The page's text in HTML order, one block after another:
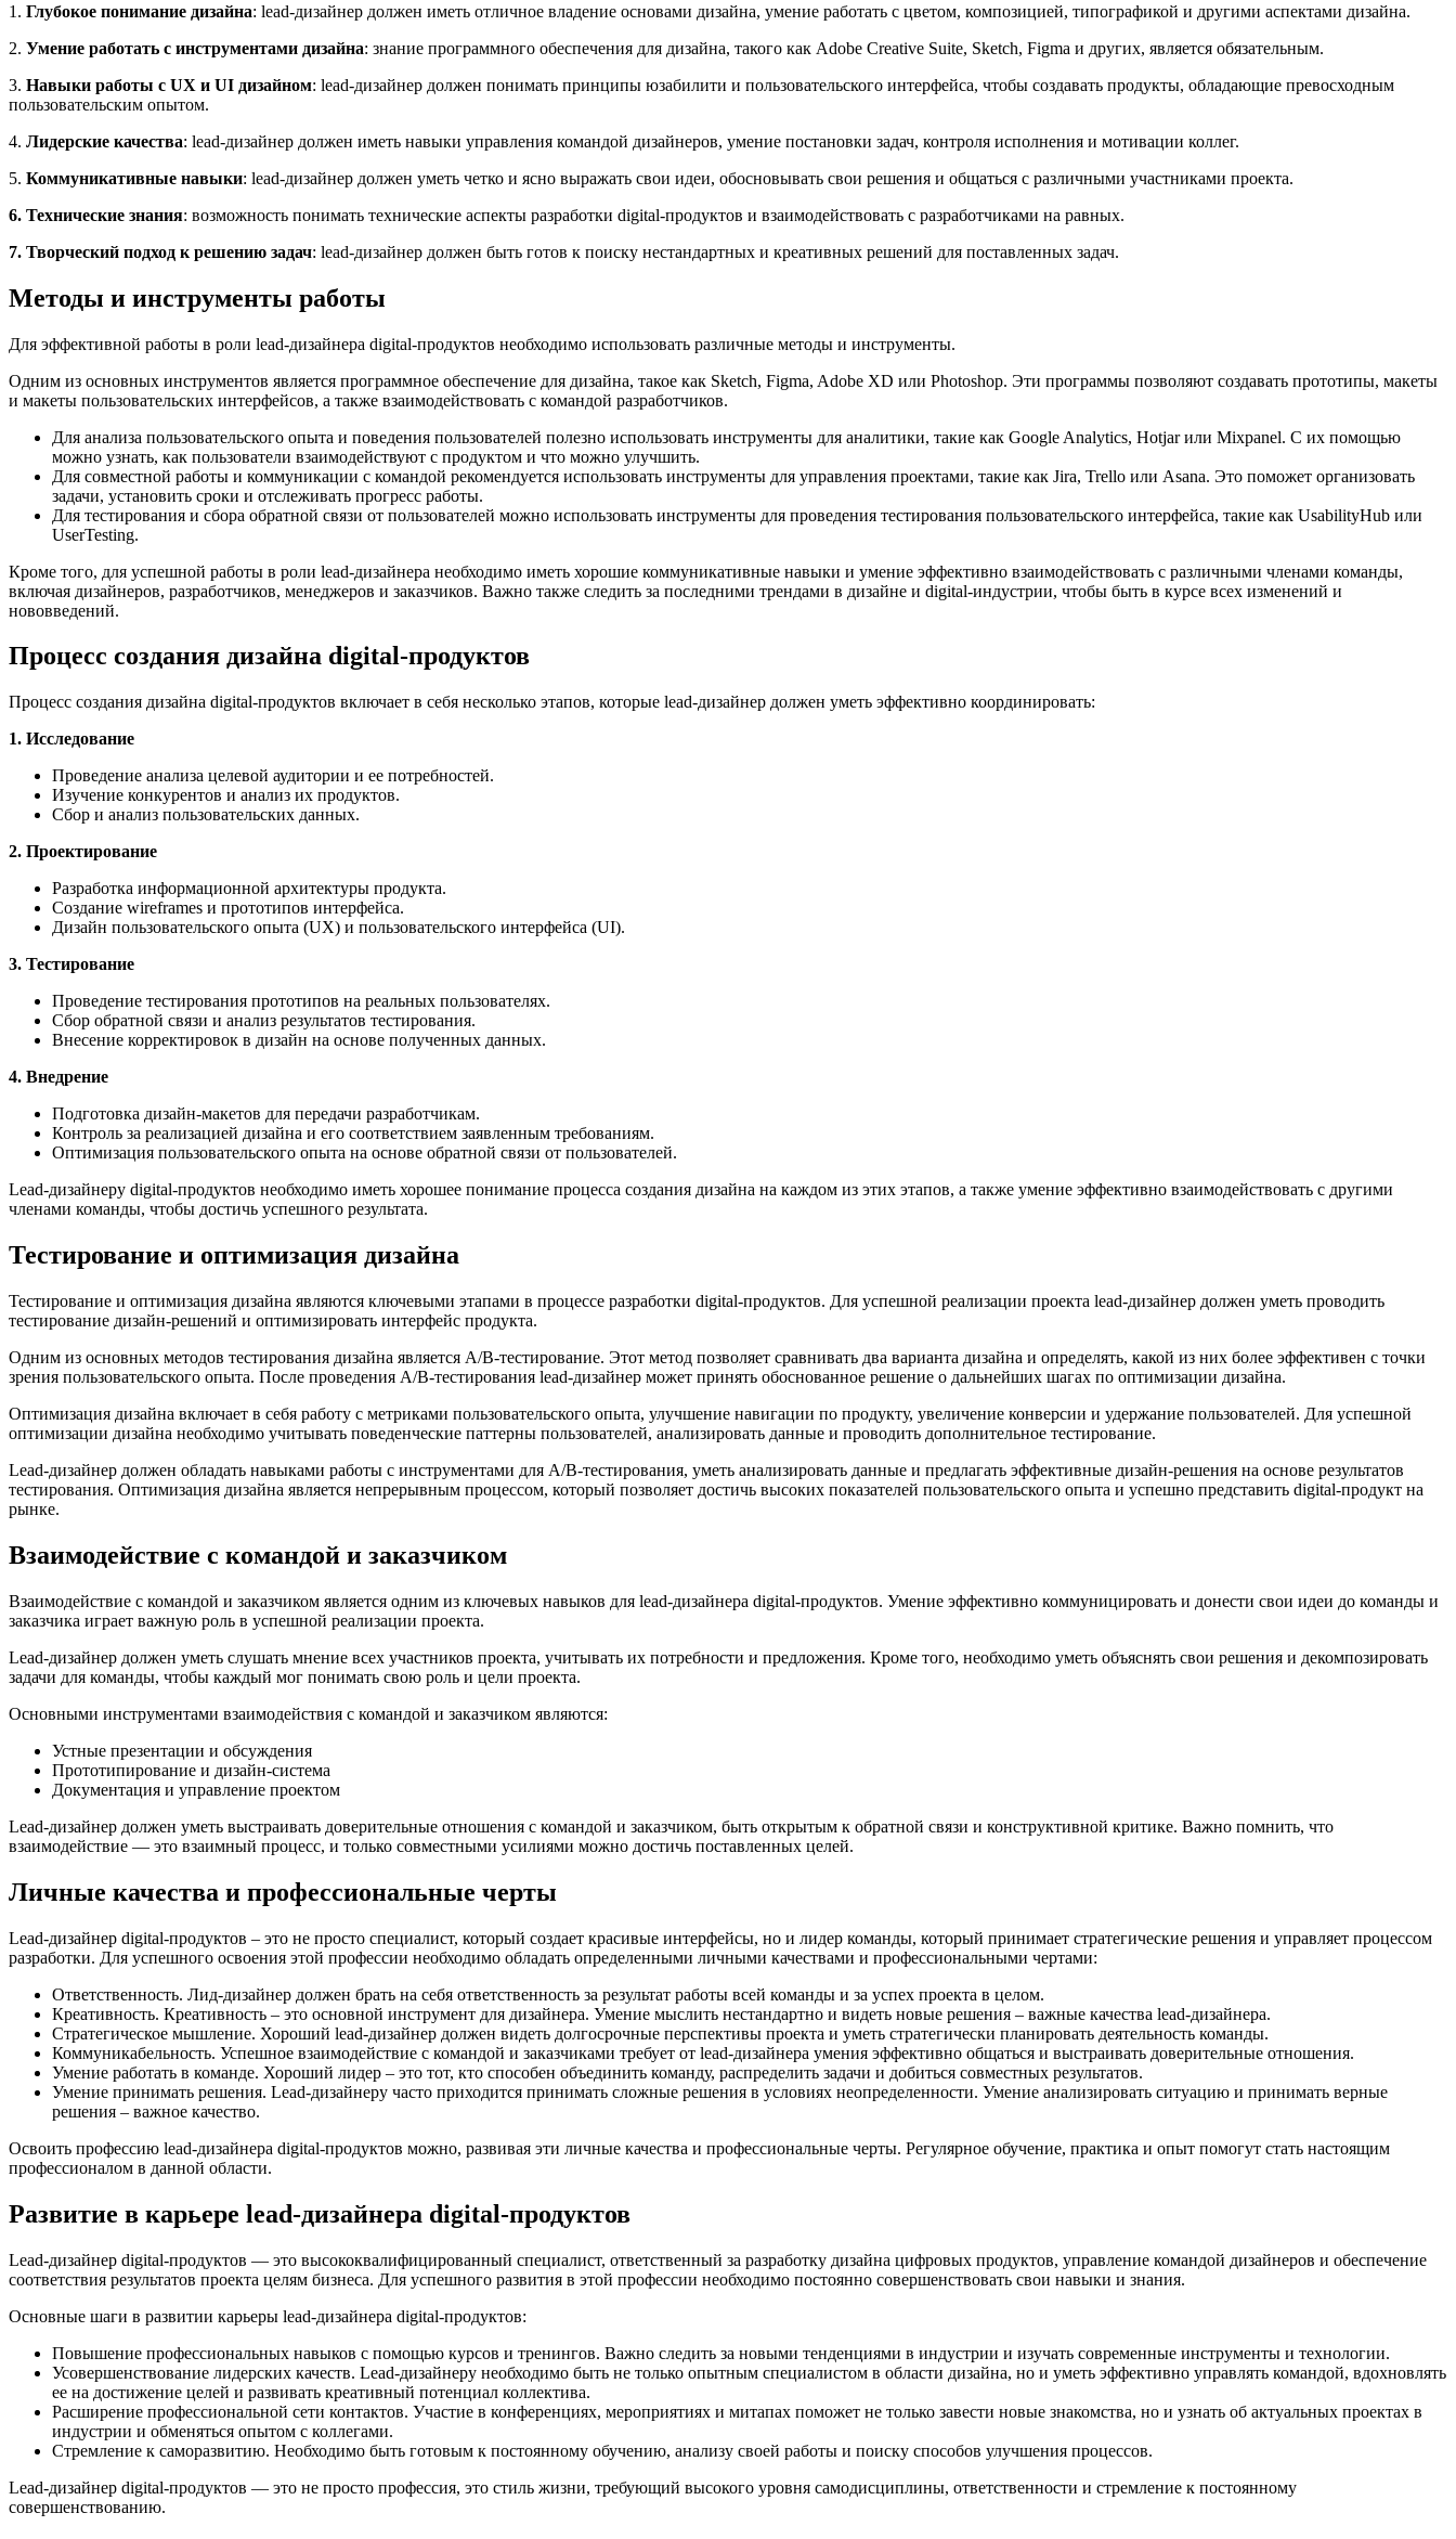
1. Глубокое понимание дизайна: lead-дизайнер должен иметь отличное владение основами дизайна, умение работать с цветом, композицией, типографикой и другими аспектами дизайна.
2. Умение работать с инструментами дизайна: знание программного обеспечения для дизайна, такого как Adobe Creative Suite, Sketch, Figma и других, является обязательным.
3. Навыки работы с UX и UI дизайном: lead-дизайнер должен понимать принципы юзабилити и пользовательского интерфейса, чтобы создавать продукты, обладающие превосходным
пользовательским опытом.
4. Лидерские качества: lead-дизайнер должен иметь навыки управления командой дизайнеров, умение постановки задач, контроля исполнения и мотивации коллег.
5. Коммуникативные навыки: lead-дизайнер должен уметь четко и ясно выражать свои идеи, обосновывать свои решения и общаться с различными участниками проекта.
6. Технические знания: возможность понимать технические аспекты разработки digital-продуктов и взаимодействовать с разработчиками на равных.
7. Творческий подход к решению задач: lead-дизайнер должен быть готов к поиску нестандартных и креативных решений для поставленных задач.
Методы и инструменты работы
Для эффективной работы в роли lead-дизайнера digital-продуктов необходимо использовать различные методы и инструменты.
Одним из основных инструментов является программное обеспечение для дизайна, такое как Sketch, Figma, Adobe XD или Photoshop. Эти программы позволяют создавать прототипы, макеты
и макеты пользовательских интерфейсов, а также взаимодействовать с командой разработчиков.
Для анализа пользовательского опыта и поведения пользователей полезно использовать инструменты для аналитики, такие как Google Analytics, Hotjar или Mixpanel. С их помощью
можно узнать, как пользователи взаимодействуют с продуктом и что можно улучшить.
Для совместной работы и коммуникации с командой рекомендуется использовать инструменты для управления проектами, такие как Jira, Trello или Asana. Это поможет организовать
задачи, установить сроки и отслеживать прогресс работы.
Для тестирования и сбора обратной связи от пользователей можно использовать инструменты для проведения тестирования пользовательского интерфейса, такие как UsabilityHub или
UserTesting.
Кроме того, для успешной работы в роли lead-дизайнера необходимо иметь хорошие коммуникативные навыки и умение эффективно взаимодействовать с различными членами команды,
включая дизайнеров, разработчиков, менеджеров и заказчиков. Важно также следить за последними трендами в дизайне и digital-индустрии, чтобы быть в курсе всех изменений и
нововведений.
Процесс создания дизайна digital-продуктов
Процесс создания дизайна digital-продуктов включает в себя несколько этапов, которые lead-дизайнер должен уметь эффективно координировать:
1. Исследование
Проведение анализа целевой аудитории и ее потребностей.
Изучение конкурентов и анализ их продуктов.
Сбор и анализ пользовательских данных.
2. Проектирование
Разработка информационной архитектуры продукта.
Создание wireframes и прототипов интерфейса.
Дизайн пользовательского опыта (UX) и пользовательского интерфейса (UI).
3. Тестирование
Проведение тестирования прототипов на реальных пользователях.
Сбор обратной связи и анализ результатов тестирования.
Внесение корректировок в дизайн на основе полученных данных.
4. Внедрение
Подготовка дизайн-макетов для передачи разработчикам.
Контроль за реализацией дизайна и его соответствием заявленным требованиям.
Оптимизация пользовательского опыта на основе обратной связи от пользователей.
Lead-дизайнеру digital-продуктов необходимо иметь хорошее понимание процесса создания дизайна на каждом из этих этапов, а также умение эффективно взаимодействовать с другими
членами команды, чтобы достичь успешного результата.
Тестирование и оптимизация дизайна
Тестирование и оптимизация дизайна являются ключевыми этапами в процессе разработки digital-продуктов. Для успешной реализации проекта lead-дизайнер должен уметь проводить
тестирование дизайн-решений и оптимизировать интерфейс продукта.
Одним из основных методов тестирования дизайна является A/B-тестирование. Этот метод позволяет сравнивать два варианта дизайна и определять, какой из них более эффективен с точки
зрения пользовательского опыта. После проведения A/B-тестирования lead-дизайнер может принять обоснованное решение о дальнейших шагах по оптимизации дизайна.
Оптимизация дизайна включает в себя работу с метриками пользовательского опыта, улучшение навигации по продукту, увеличение конверсии и удержание пользователей. Для успешной
оптимизации дизайна необходимо учитывать поведенческие паттерны пользователей, анализировать данные и проводить дополнительное тестирование.
Lead-дизайнер должен обладать навыками работы с инструментами для A/B-тестирования, уметь анализировать данные и предлагать эффективные дизайн-решения на основе результатов
тестирования. Оптимизация дизайна является непрерывным процессом, который позволяет достичь высоких показателей пользовательского опыта и успешно представить digital-продукт на
рынке.
Взаимодействие с командой и заказчиком
Взаимодействие с командой и заказчиком является одним из ключевых навыков для lead-дизайнера digital-продуктов. Умение эффективно коммуницировать и донести свои идеи до команды и
заказчика играет важную роль в успешной реализации проекта.
Lead-дизайнер должен уметь слушать мнение всех участников проекта, учитывать их потребности и предложения. Кроме того, необходимо уметь объяснять свои решения и декомпозировать
задачи для команды, чтобы каждый мог понимать свою роль и цели проекта.
Основными инструментами взаимодействия с командой и заказчиком являются:
Устные презентации и обсуждения
Прототипирование и дизайн-система
Документация и управление проектом
Lead-дизайнер должен уметь выстраивать доверительные отношения с командой и заказчиком, быть открытым к обратной связи и конструктивной критике. Важно помнить, что
взаимодействие — это взаимный процесс, и только совместными усилиями можно достичь поставленных целей.
Личные качества и профессиональные черты
Lead-дизайнер digital-продуктов – это не просто специалист, который создает красивые интерфейсы, но и лидер команды, который принимает стратегические решения и управляет процессом
разработки. Для успешного освоения этой профессии необходимо обладать определенными личными качествами и профессиональными чертами:
Ответственность. Лид-дизайнер должен брать на себя ответственность за результат работы всей команды и за успех проекта в целом.
Креативность. Креативность – это основной инструмент для дизайнера. Умение мыслить нестандартно и видеть новые решения – важные качества lead-дизайнера.
Стратегическое мышление. Хороший lead-дизайнер должен видеть долгосрочные перспективы проекта и уметь стратегически планировать деятельность команды.
Коммуникабельность. Успешное взаимодействие с командой и заказчиками требует от lead-дизайнера умения эффективно общаться и выстраивать доверительные отношения.
Умение работать в команде. Хороший лидер – это тот, кто способен объединить команду, распределить задачи и добиться совместных результатов.
Умение принимать решения. Lead-дизайнеру часто приходится принимать сложные решения в условиях неопределенности. Умение анализировать ситуацию и принимать верные
решения – важное качество.
Освоить профессию lead-дизайнера digital-продуктов можно, развивая эти личные качества и профессиональные черты. Регулярное обучение, практика и опыт помогут стать настоящим
профессионалом в данной области.
Развитие в карьере lead-дизайнера digital-продуктов
Lead-дизайнер digital-продуктов — это высококвалифицированный специалист, ответственный за разработку дизайна цифровых продуктов, управление командой дизайнеров и обеспечение
соответствия результатов проекта целям бизнеса. Для успешного развития в этой профессии необходимо постоянно совершенствовать свои навыки и знания.
Основные шаги в развитии карьеры lead-дизайнера digital-продуктов:
Повышение профессиональных навыков с помощью курсов и тренингов. Важно следить за новыми тенденциями в индустрии и изучать современные инструменты и технологии.
Усовершенствование лидерских качеств. Lead-дизайнеру необходимо быть не только опытным специалистом в области дизайна, но и уметь эффективно управлять командой, вдохновлять
ее на достижение целей и развивать креативный потенциал коллектива.
Расширение профессиональной сети контактов. Участие в конференциях, мероприятиях и митапах поможет не только завести новые знакомства, но и узнать об актуальных проектах в
индустрии и обменяться опытом с коллегами.
Стремление к саморазвитию. Необходимо быть готовым к постоянному обучению, анализу своей работы и поиску способов улучшения процессов.
Lead-дизайнер digital-продуктов — это не просто профессия, это стиль жизни, требующий высокого уровня самодисциплины, ответственности и стремление к постоянному
совершенствованию.